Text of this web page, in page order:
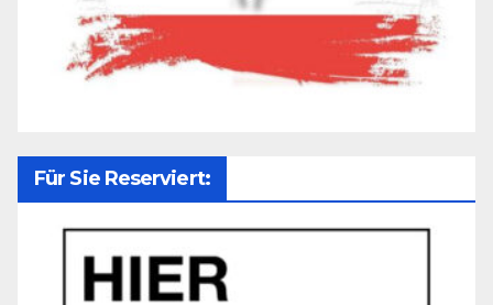
Für Sie Reserviert: